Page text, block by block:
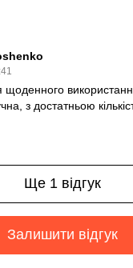
з достатньою
Ще 1 відгук
Залишити відгук